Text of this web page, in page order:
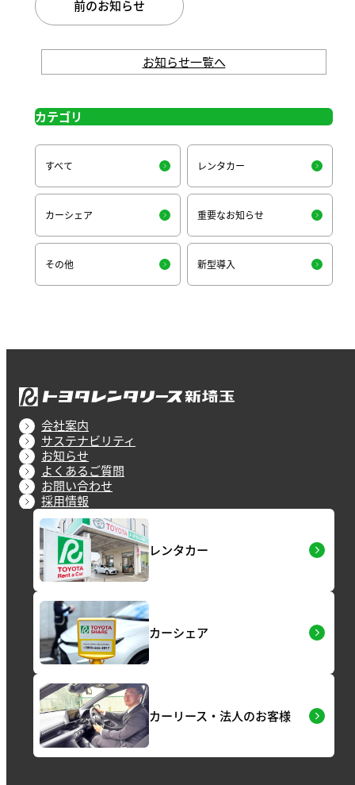
前のお知らせ
お知らせ一覧へ
カテゴリ
すべて レンタカー
カーシェア 重要なお知らせ
その他 新型導入
会社案内
サステナビリティ
お知らせ
よくあるご質問
お問い合わせ
採用情報
レンタカー
カーシェア
カーリース・法人のお客様